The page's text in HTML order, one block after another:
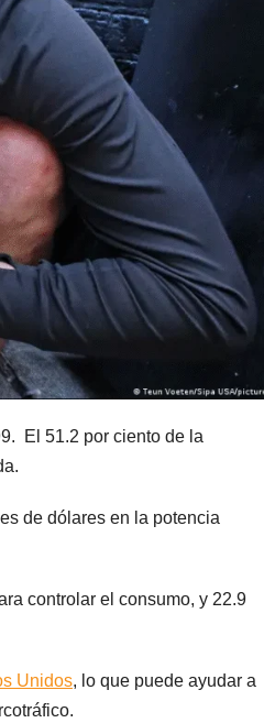
El 51.2 por ciento de la
de dólares en la potencia
controlar el consumo, y 22.9
Unidos, lo que puede ayudar a